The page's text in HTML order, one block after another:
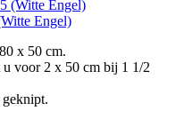
Engel)
x 50 cm.
voor 2 x 50 cm bij 1 1/2